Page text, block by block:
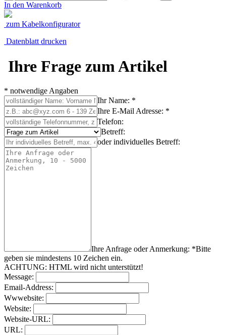
In den Warenkorb
zum Kabelkonfigurator
Datenblatt drucken
Ihre Frage zum Artikel
* notwendige Angaben
Ihr Name: *
Ihre E-Mail Adresse: *
Telefon:
Betreff:
oder individuelles Betreff:
Ihre Anfrage oder Anmerkung: *Bitte
geben sie mindestens 10 Zeichen ein.
ACHTUNG: HTML wird nicht unterstützt!
Message:
Email-Address:
Wwwebsite:
Website:
Website-URL:
URL: